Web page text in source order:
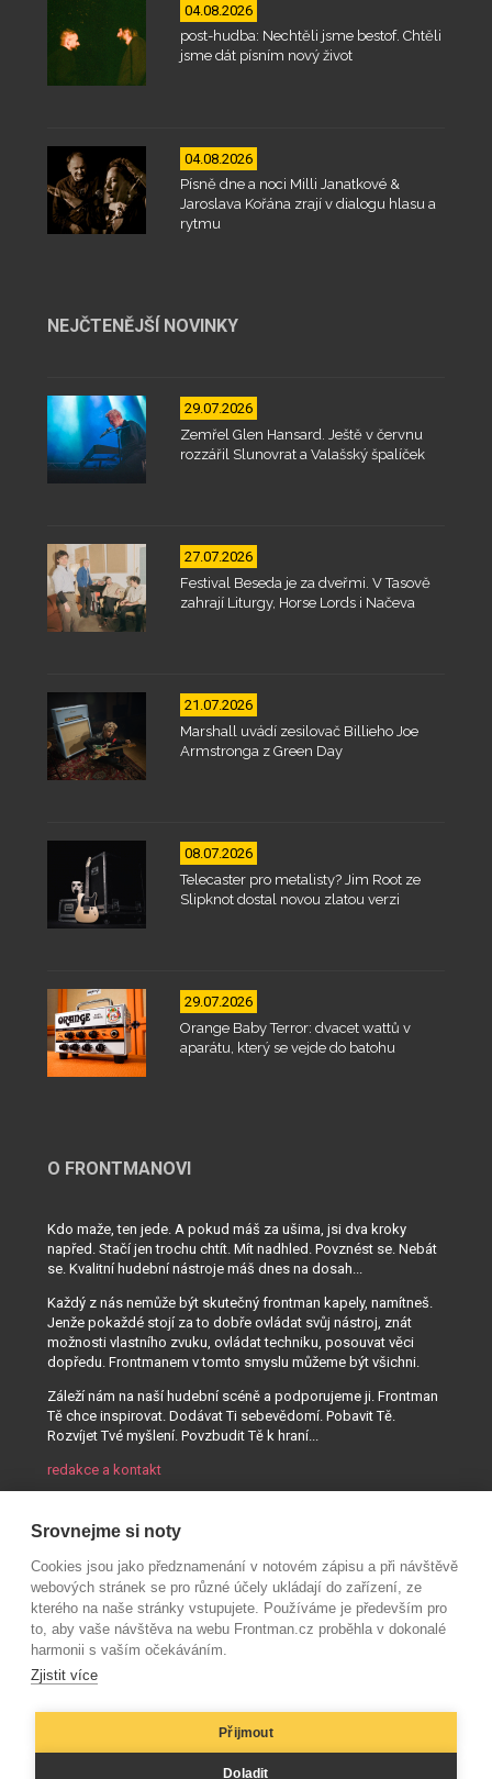
04.08.2026
post-hudba: Nechtěli jsme bestof. Chtěli
jsme dát písním nový život
04.08.2026
Písně dne a noci Milli Janatkové &
Jaroslava Kořána zrají v dialogu hlasu a
rytmu
NEJČTENĚJŠÍ NOVINKY
29.07.2026
Zemřel Glen Hansard. Ještě v červnu
rozzářil Slunovrat a Valašský špalíček
27.07.2026
Festival Beseda je za dveřmi. V Tasově
zahrají Liturgy, Horse Lords i Načeva
21.07.2026
Marshall uvádí zesilovač Billieho Joe
Armstronga z Green Day
08.07.2026
Telecaster pro metalisty? Jim Root ze
Slipknot dostal novou zlatou verzi
29.07.2026
Orange Baby Terror: dvacet wattů v
aparátu, který se vejde do batohu
O FRONTMANOVI
Kdo maže, ten jede. A pokud máš za ušima, jsi dva kroky
napřed. Stačí jen trochu chtít. Mít nadhled. Povznést se. Nebát
se. Kvalitní hudební nástroje máš dnes na dosah...
Každý z nás nemůže být skutečný frontman kapely, namítneš.
Jenže pokaždé stojí za to dobře ovládat svůj nástroj, znát
možnosti vlastního zvuku, ovládat techniku, posouvat věci
dopředu. Frontmanem v tomto smyslu můžeme být všichni.
Záleží nám na naší hudební scéně a podporujeme ji. Frontman
Tě chce inspirovat. Dodávat Ti sebevědomí. Pobavit Tě.
Rozvíjet Tvé myšlení. Povzbudit Tě k hraní...
redakce a kontakt
Srovnejme si noty
Cookies jsou jako předznamenání v notovém zápisu a při návštěvě
webových stránek se pro různé účely ukládají do zařízení, ze
kterého na naše stránky vstupujete. Používáme je především pro
to, aby vaše návštěva na webu Frontman.cz proběhla v dokonalé
harmonii s vaším očekáváním.
Zjistit více
Přijmout
Doladit